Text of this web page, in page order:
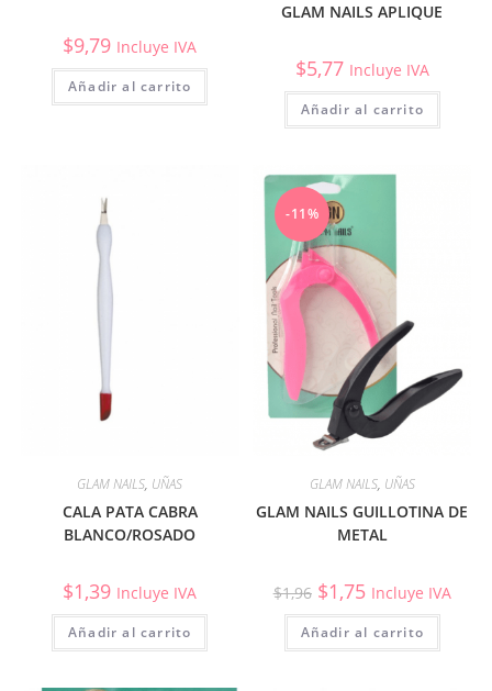
$9,79 Incluye IVA
Añadir al carrito
GLAM NAILS APLIQUE
$5,77 Incluye IVA
Añadir al carrito
GLAM NAILS, UÑAS
CALA PATA CABRA
BLANCO/ROSADO
$1,39 Incluye IVA
Añadir al carrito
-11%
GLAM NAILS, UÑAS
GLAM NAILS GUILLOTINA DE
METAL
$1,96 $1,75 Incluye IVA
Añadir al carrito